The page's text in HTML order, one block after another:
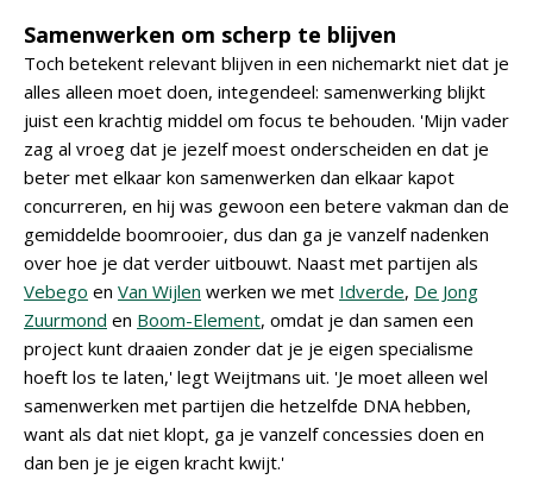
Samenwerken om scherp te blijven
Toch betekent relevant blijven in een nichemarkt niet dat je
alles alleen moet doen, integendeel: samenwerking blijkt
juist een krachtig middel om focus te behouden. 'Mijn vader
zag al vroeg dat je jezelf moest onderscheiden en dat je
beter met elkaar kon samenwerken dan elkaar kapot
concurreren, en hij was gewoon een betere vakman dan de
gemiddelde boomrooier, dus dan ga je vanzelf nadenken
over hoe je dat verder uitbouwt. Naast met partijen als
Vebego en Van Wijlen werken we met Idverde, De Jong
Zuurmond en Boom-Element, omdat je dan samen een
project kunt draaien zonder dat je je eigen specialisme
hoeft los te laten,' legt Weijtmans uit. 'Je moet alleen wel
samenwerken met partijen die hetzelfde DNA hebben,
want als dat niet klopt, ga je vanzelf concessies doen en
dan ben je je eigen kracht kwijt.'